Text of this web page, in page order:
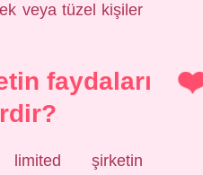
veya tüzel kişiler
faydaları
şirketin